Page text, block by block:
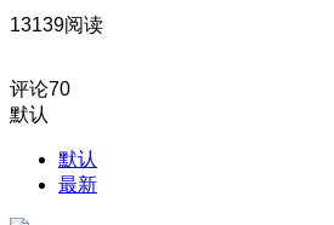
13139阅读
评论70
默认
默认
最新